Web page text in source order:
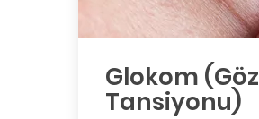
Glokom (Göz
Tansiyonu)